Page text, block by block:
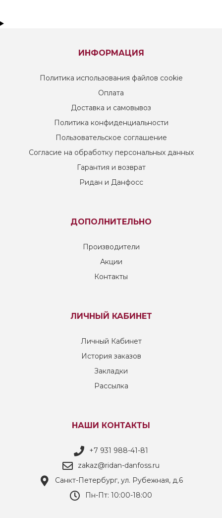
ИНФОРМАЦИЯ
Политика использования файлов cookie
Оплата
Доставка и самовывоз
Политика конфиденциальности
Пользовательское соглашение
Согласие на обработку персональных данных
Гарантия и возврат
Ридан и Данфосс
ДОПОЛНИТЕЛЬНО
Производители
Акции
Контакты
ЛИЧНЫЙ КАБИНЕТ
Личный Кабинет
История заказов
Закладки
Рассылка
НАШИ КОНТАКТЫ
+7 931 988-41-81
zakaz@ridan-danfoss.ru
Санкт-Петербург, ул. Рубежная, д.6
Пн-Пт: 10:00-18:00